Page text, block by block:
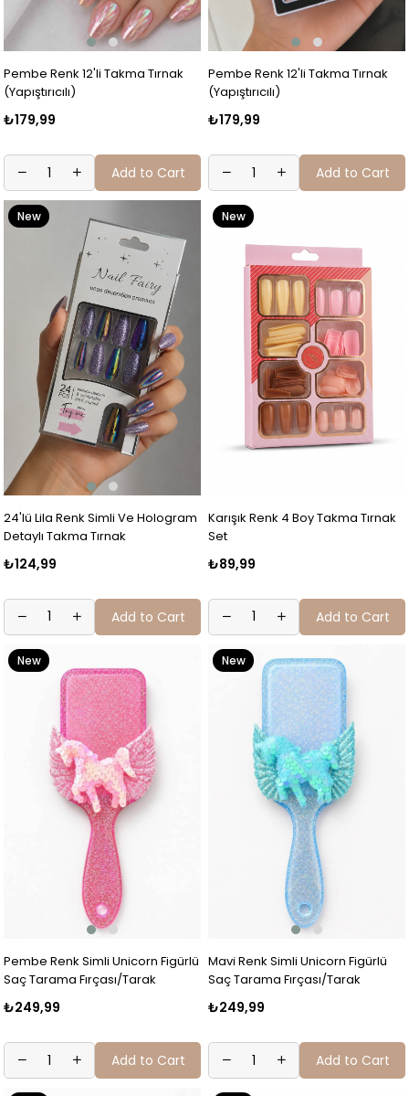
Pembe Renk 12'li Takma Tırnak
(Yapıştırıcılı)
₺179,99
Add to Cart
Pembe Renk 12'li Takma Tırnak
(Yapıştırıcılı)
₺179,99
Add to Cart
24'lü Lila Renk Simli Ve Hologram
Detaylı Takma Tırnak
₺124,99
New
Add to Cart
Karışık Renk 4 Boy Takma Tırnak
Set
₺89,99
New
Add to Cart
Pembe Renk Simli Unicorn Figürlü
Saç Tarama Fırçası/Tarak
₺249,99
New
Add to Cart
Mavi Renk Simli Unicorn Figürlü
Saç Tarama Fırçası/Tarak
₺249,99
New
Add to Cart